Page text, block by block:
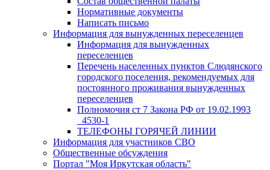
Нормативные документы
Написать письмо
Информация для вынужденных переселенцев
Информация для вынужденных
переселенцев
Перечень населенных пунктов Слюдянского
городского поселения, рекомендуемых для
постоянного проживания вынужденных
переселенцев
Полномочия ст 7 Закона РФ от 19.02.1993
_4530-1
ТЕЛЕФОНЫ ГОРЯЧЕЙ ЛИНИИ
Информация для участников СВО
Общественные обсуждения
Портал "Моя Иркутская область"